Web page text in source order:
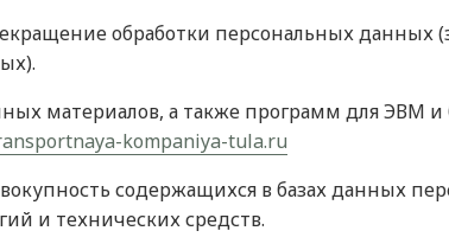
обработки персональных данных
материалов, а также программ для ЭВМ
kompaniya-tula.ru
содержащихся в базах данных
и технических средств.